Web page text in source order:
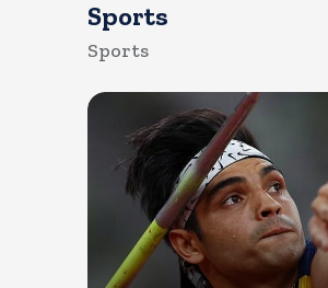
Sports
Sports